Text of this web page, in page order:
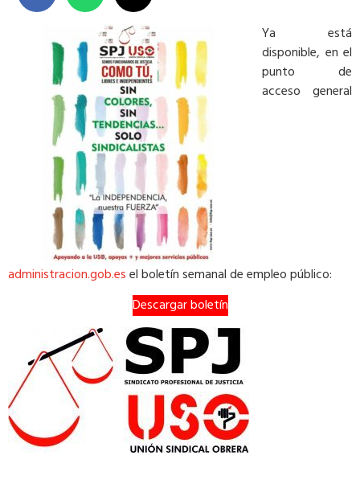
Ya está
disponible, en el
punto de
acceso general
administracion.gob.esel boletín semanal de empleo público:
Descargar boletín